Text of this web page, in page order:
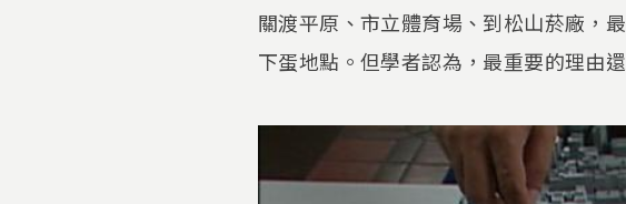
關渡平原、市立體育場、到松山菸廠，
下蛋地點。但學者認為，最重要的理由